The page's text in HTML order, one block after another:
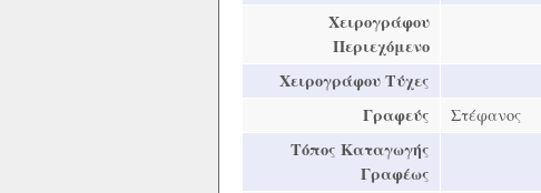
Χειρογράφου
Περιεχόμενο
Χειρογράφου Τύχες
Γραφεύς
Στέφανος
Τόπος Καταγωγής
Γραφέως